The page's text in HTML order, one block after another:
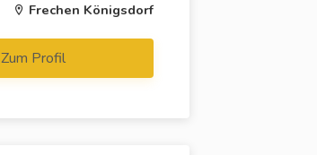
Frechen Königsdorf
Zum Profil